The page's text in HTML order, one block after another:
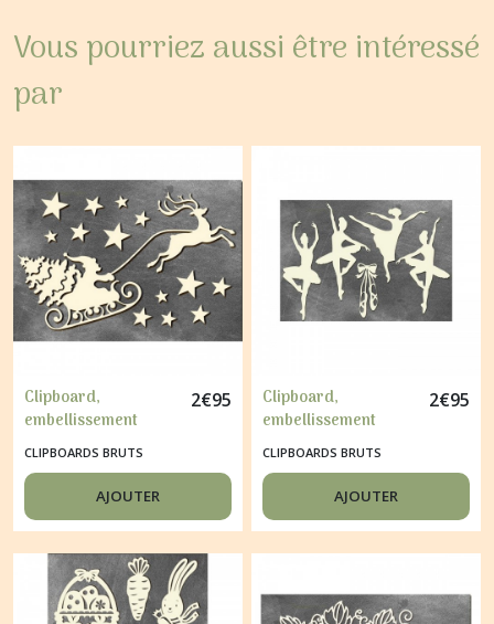
Vous pourriez aussi être intéressé
par
Clipboard,
embellissement
carton Fabrika
Décoru NOEL PERE
NOEL 37
2€95
CLIPBOARDS BRUTS
AJOUTER
Clipboard,
embellissement
carton Fabrika
Décoru DANSEUSE 85
2€95
CLIPBOARDS BRUTS
AJOUTER